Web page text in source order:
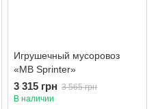
Игрушечный мусоровоз
«MB Sprinter»
3 315 грн 3 565 грн
В наличии